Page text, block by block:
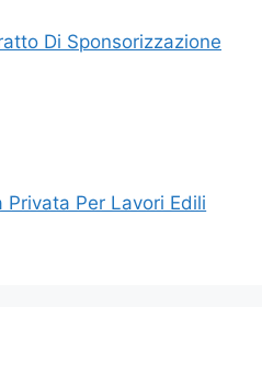
Di Sponsorizzazione
Privata Per Lavori Edili